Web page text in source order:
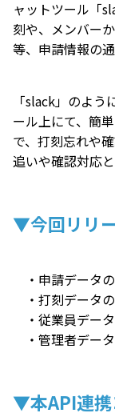
ャットツール「
刻や、メンバー
等、申請情報の
「slack」のよ
ール上にて、簡
で、打刻忘れや
追いや確認対応
▼今回リリ
・申請データ
・打刻データ
・従業員デー
・管理者デー
▼本API連携